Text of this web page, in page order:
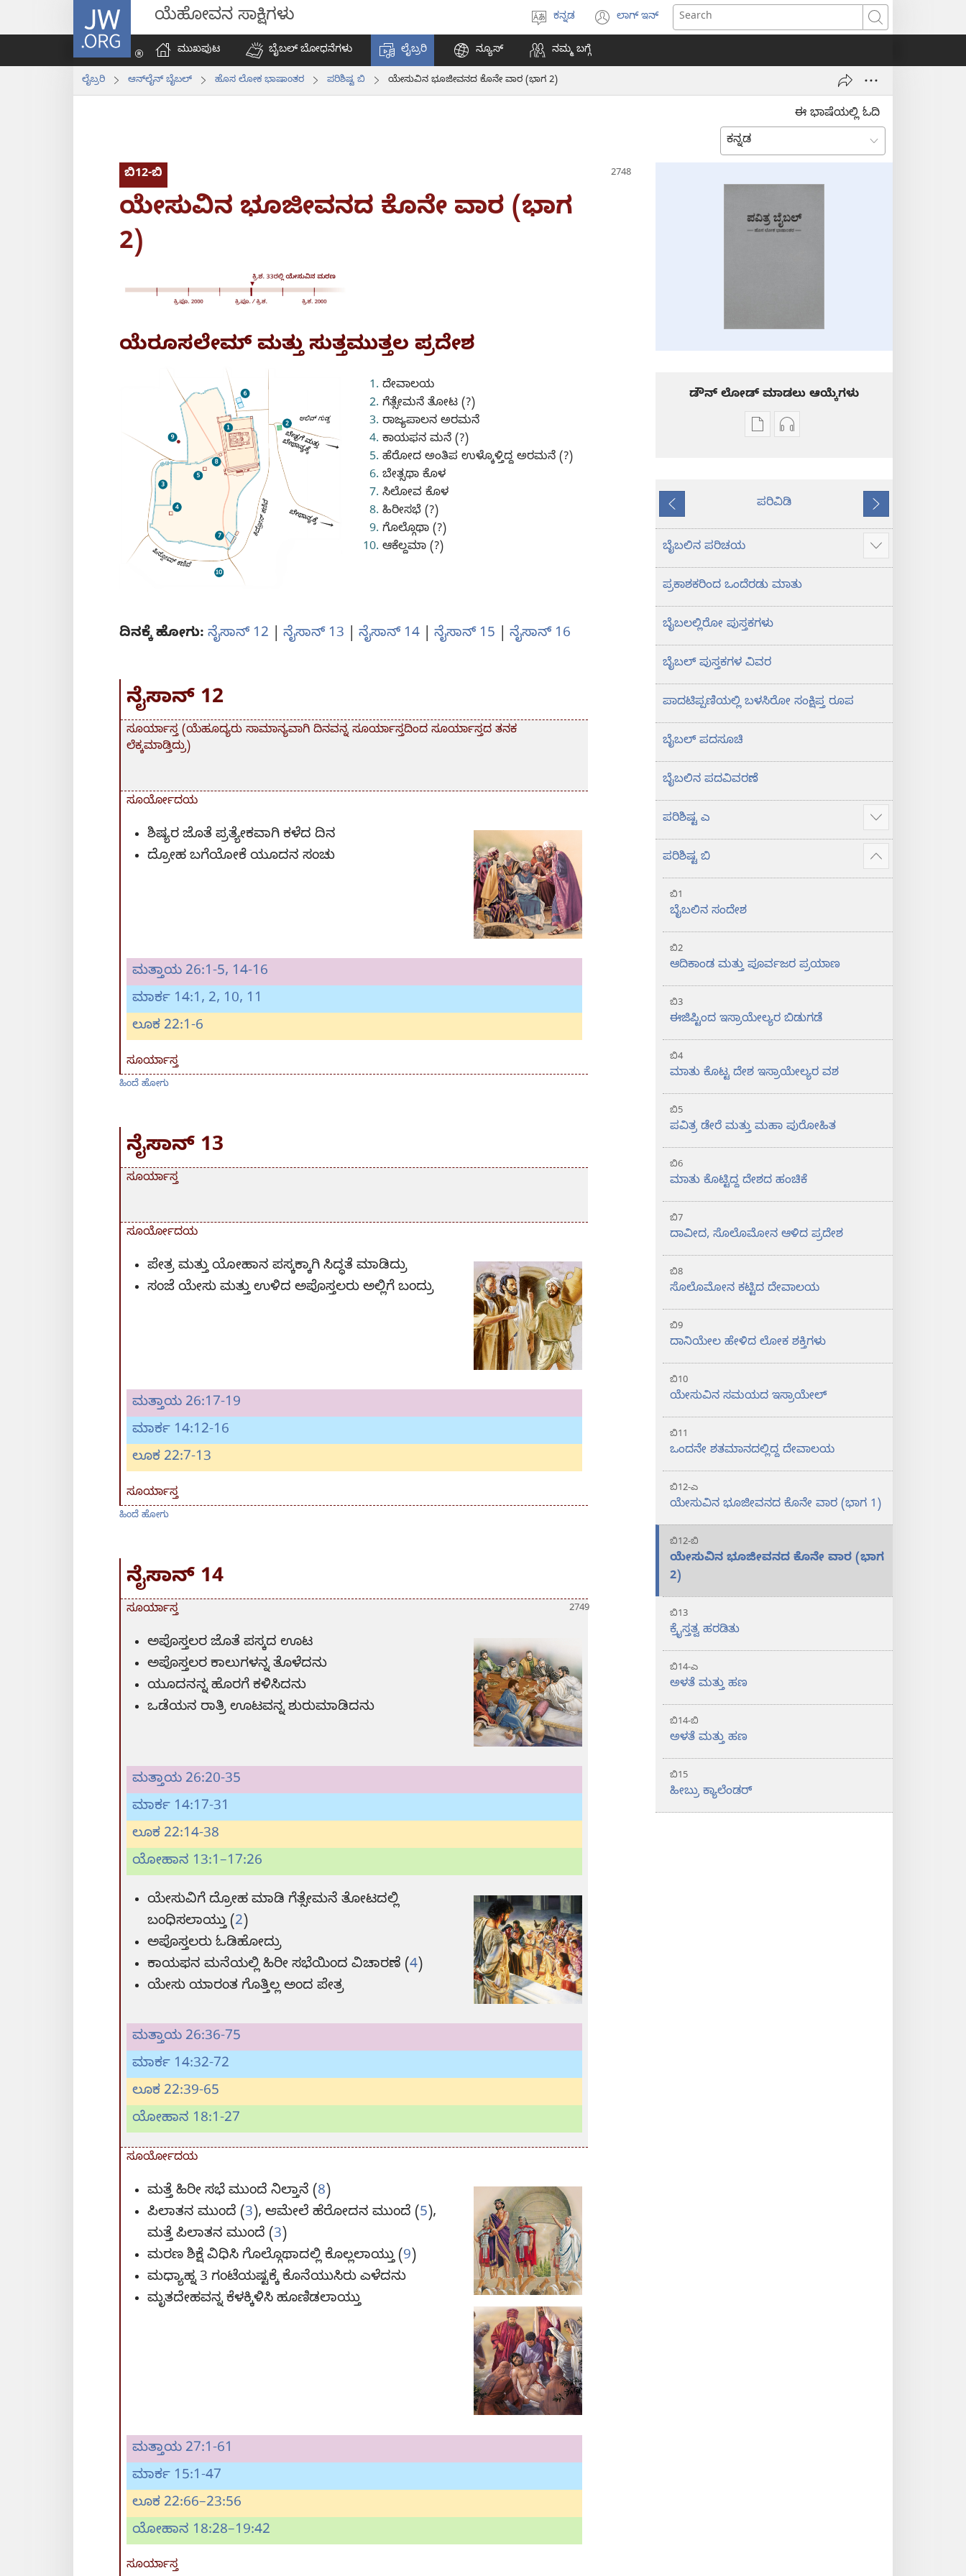
JW.ORG ಯೆಹೋವನ ಸಾಕ್ಷಿಗಳು
ಭಾಷೆಯನ್ನು
ಮಾಡಿ
ಕನ್ನಡ ಲಾಗ್ ಇನ್
Search
ಮುಖಪುಟ
ಬೈಬಲ್‌ ಬೋಧನೆಗಳು ಲೈಬ್ರರಿ ನ್ಯೂಸ್‌ ನಮ್ಮ ಬಗ್ಗೆ
ಲೈಬ್ರರಿ ಆನ್‌ಲೈನ್‌ ಬೈಬಲ್‌ ಹೊಸ ಲೋಕ ಭಾಷಾಂತರ ಪರಿಶಿಷ್ಟ ಬಿ ಯೇಸುವಿನ ಭೂಜೀವನದ ಕೊನೇ ವಾರ (ಭಾಗ 2)
ಈ ಭಾಷೆಯಲ್ಲಿ ಓದಿ
ಬಿ12-ಬಿ
ಯೇಸುವಿನ ಭೂಜೀವನದ ಕೊನೇ ವಾರ (ಭಾಗ
2)
ಯೆರೂಸಲೇಮ್‌ ಮತ್ತು ಸುತ್ತಮುತ್ತಲ ಪ್ರದೇಶ
ದೇವಾಲಯ
ಗೆತ್ಸೇಮನೆ ತೋಟ (?)
ರಾಜ್ಯಪಾಲನ ಅರಮನೆ
ಕಾಯಫನ ಮನೆ (?)
ಹೆರೋದ ಅಂತಿಪ ಉಳ್ಕೊಳ್ತಿದ್ದ ಅರಮನೆ (?)
ಬೇತ್ಸಥಾ ಕೊಳ
ಸಿಲೋವ ಕೊಳ
ಹಿರೀಸಭೆ (?)
ಗೊಲ್ಗೊಥಾ (?)
ಆಕೆಲ್ದಮಾ (?)
ದಿನಕ್ಕೆ ಹೋಗು: ನೈಸಾನ್‌ 12 ನೈಸಾನ್‌ 13 ನೈಸಾನ್‌ 14 ನೈಸಾನ್‌ 15 ನೈಸಾನ್‌ 16
ನೈಸಾನ್‌ 12
ಸೂರ್ಯಾಸ್ತ (ಯೆಹೂದ್ಯರು ಸಾಮಾನ್ಯವಾಗಿ ದಿನವನ್ನ ಸೂರ್ಯಾ​ಸ್ತದಿಂದ ಸೂರ್ಯಾಸ್ತದ ತನಕ
ಲೆಕ್ಕಮಾಡ್ತಿದ್ರು)
ಸೂರ್ಯೋದಯ
ಶಿಷ್ಯರ ಜೊತೆ ಪ್ರತ್ಯೇಕವಾಗಿ ಕಳೆದ ದಿನ
ದ್ರೋಹ ಬಗೆಯೋಕೆ ಯೂದನ ಸಂಚು
ಮತ್ತಾಯ 26:1-5, 14-16
ಮಾರ್ಕ 14:1, 2, 10, 11
ಲೂಕ 22:1-6
ಸೂರ್ಯಾಸ್ತ
ಹಿಂದೆ ಹೋಗು
ನೈಸಾನ್‌ 13
ಸೂರ್ಯಾಸ್ತ
ಸೂರ್ಯೋದಯ
ಪೇತ್ರ ಮತ್ತು ಯೋಹಾನ ಪಸ್ಕಕ್ಕಾಗಿ ಸಿದ್ಧತೆ ಮಾಡಿದ್ರು
ಸಂಜೆ ಯೇಸು ಮತ್ತು ಉಳಿದ ಅಪೊಸ್ತಲರು ಅಲ್ಲಿಗೆ ಬಂದ್ರು
ಮತ್ತಾಯ 26:17-19
ಮಾರ್ಕ 14:12-16
ಲೂಕ 22:7-13
ಸೂರ್ಯಾಸ್ತ
ಹಿಂದೆ ಹೋಗು
ನೈಸಾನ್‌ 14
ಸೂರ್ಯಾಸ್ತ
ಅಪೊಸ್ತಲರ ಜೊತೆ ಪಸ್ಕದ ಊಟ
ಅಪೊಸ್ತಲರ ಕಾಲುಗಳನ್ನ ತೊಳೆದನು
ಯೂದನನ್ನ ಹೊರಗೆ ಕಳಿಸಿದನು
ಒಡೆಯನ ರಾತ್ರಿ ಊಟವನ್ನ ಶುರುಮಾಡಿದನು
ಮತ್ತಾಯ 26:20-35
ಮಾರ್ಕ 14:17-31
ಲೂಕ 22:14-38
ಯೋಹಾನ 13:1–17:26
ಯೇಸುವಿಗೆ ದ್ರೋಹ ಮಾಡಿ ಗೆತ್ಸೇಮನೆ ತೋಟದಲ್ಲಿ
ಬಂಧಿಸಲಾಯ್ತು (2)
ಅಪೊಸ್ತಲರು ಓಡಿಹೋದ್ರು
ಕಾಯಫನ ಮನೆಯಲ್ಲಿ ಹಿರೀ ಸಭೆಯಿಂದ ವಿಚಾರಣೆ (4)
ಯೇಸು ಯಾರಂತ ಗೊತ್ತಿಲ್ಲ ಅಂದ ಪೇತ್ರ
ಮತ್ತಾಯ 26:36-75
ಮಾರ್ಕ 14:32-72
ಲೂಕ 22:39-65
ಯೋಹಾನ 18:1-27
ಸೂರ್ಯೋದಯ
ಮತ್ತೆ ಹಿರೀ ಸಭೆ ಮುಂದೆ ನಿಲ್ತಾನೆ (8)
ಪಿಲಾತನ ಮುಂದೆ (3), ಆಮೇಲೆ ಹೆರೋದನ ಮುಂದೆ (5),
ಮತ್ತೆ ಪಿಲಾತನ ಮುಂದೆ (3)
ಮರಣ ಶಿಕ್ಷೆ ವಿಧಿಸಿ ಗೊಲ್ಗೊಥಾದಲ್ಲಿ ಕೊಲ್ಲಲಾಯ್ತು (9)
ಮಧ್ಯಾಹ್ನ 3 ಗಂಟೆಯಷ್ಟಕ್ಕೆ ಕೊನೆಯುಸಿರು ಎಳೆದನು
ಮೃತದೇಹವನ್ನ ಕೆಳಕ್ಕಿಳಿಸಿ ಹೂಣಿಡಲಾಯ್ತು
ಮತ್ತಾಯ 27:1-61
ಮಾರ್ಕ 15:1-47
ಲೂಕ 22:66–23:56
ಯೋಹಾನ 18:28–19:42
ಸೂರ್ಯಾಸ್ತ
ಡೌನ್ ಲೋಡ್ ಮಾಡಲು ಆಯ್ಕೆಗಳು
ಪ್ರಕಾಶನ
ಬೈಬಲ್‌-
ಆಡಿಯೋ
ಬೈಬಲ್‌-
ಹಿಂದಿನದು
ಪರಿವಿಡಿ
ಮುಂದೆ
ಬೈಬಲಿನ ಪರಿಚಯ
ಹೆಚ್ಚು
ಮಾಹಿತಿ
ಪ್ರಕಾಶಕರಿಂದ ಒಂದೆರಡು ಮಾತು
ಬೈಬಲಲ್ಲಿರೋ ಪುಸ್ತಕಗಳು
ಬೈಬಲ್‌ ಪುಸ್ತಕಗಳ ವಿವರ
ಪಾದಟಿಪ್ಪಣಿಯಲ್ಲಿ ಬಳಸಿರೋ ಸಂಕ್ಷಿಪ್ತ ರೂಪ
ಬೈಬಲ್‌ ಪದಸೂಚಿ
ಬೈಬಲಿನ ಪದವಿವರಣೆ
ಪರಿಶಿಷ್ಟ ಎ
ಹೆಚ್ಚು
ಮಾಹಿತಿ
ತೋರಿಸು
ಪರಿಶಿಷ್ಟ ಬಿ
ಹೆಚ್ಚು
ಮಾಹಿತಿ
ಬಿ1
ಬೈಬಲಿನ ಸಂದೇಶ
ಬಿ2
ಆದಿಕಾಂಡ ಮತ್ತು ಪೂರ್ವಜರ ಪ್ರಯಾಣ
ಬಿ3
ಈಜಿಪ್ಟಿಂದ ಇಸ್ರಾಯೇಲ್ಯರ ಬಿಡುಗಡೆ
ಬಿ4
ಮಾತು ಕೊಟ್ಟ ದೇಶ ಇಸ್ರಾಯೇಲ್ಯರ ವಶ
ಬಿ5
ಪವಿತ್ರ ಡೇರೆ ಮತ್ತು ಮಹಾ ಪುರೋಹಿತ
ಬಿ6
ಮಾತು ಕೊಟ್ಟಿದ್ದ ದೇಶದ ಹಂಚಿಕೆ
ಬಿ7
ದಾವೀದ, ಸೊಲೊಮೋನ ಆಳಿದ ಪ್ರದೇಶ
ಬಿ8
ಸೊಲೊಮೋನ ಕಟ್ಟಿದ ದೇವಾಲಯ
ಬಿ9
ದಾನಿಯೇಲ ಹೇಳಿದ ಲೋಕ ಶಕ್ತಿಗಳು
ಬಿ10
ಯೇಸುವಿನ ಸಮಯದ ಇಸ್ರಾಯೇಲ್‌
ಬಿ11
ಒಂದನೇ ಶತಮಾನದಲ್ಲಿದ್ದ ದೇವಾಲಯ
ಬಿ12-ಎ
ಯೇಸುವಿನ ಭೂಜೀವನದ ಕೊನೇ ವಾರ (ಭಾಗ 1)
ಬಿ12-ಬಿ
ಯೇಸುವಿನ ಭೂಜೀವನದ ಕೊನೇ ವಾರ (ಭಾಗ
2)
ಬಿ13
ಕ್ರೈಸ್ತತ್ವ ಹರಡಿತು
ಬಿ14-ಎ
ಅಳತೆ ಮತ್ತು ಹಣ
ಬಿ14-ಬಿ
ಅಳತೆ ಮತ್ತು ಹಣ
ಬಿ15
ಹೀಬ್ರು ಕ್ಯಾಲೆಂಡರ್‌